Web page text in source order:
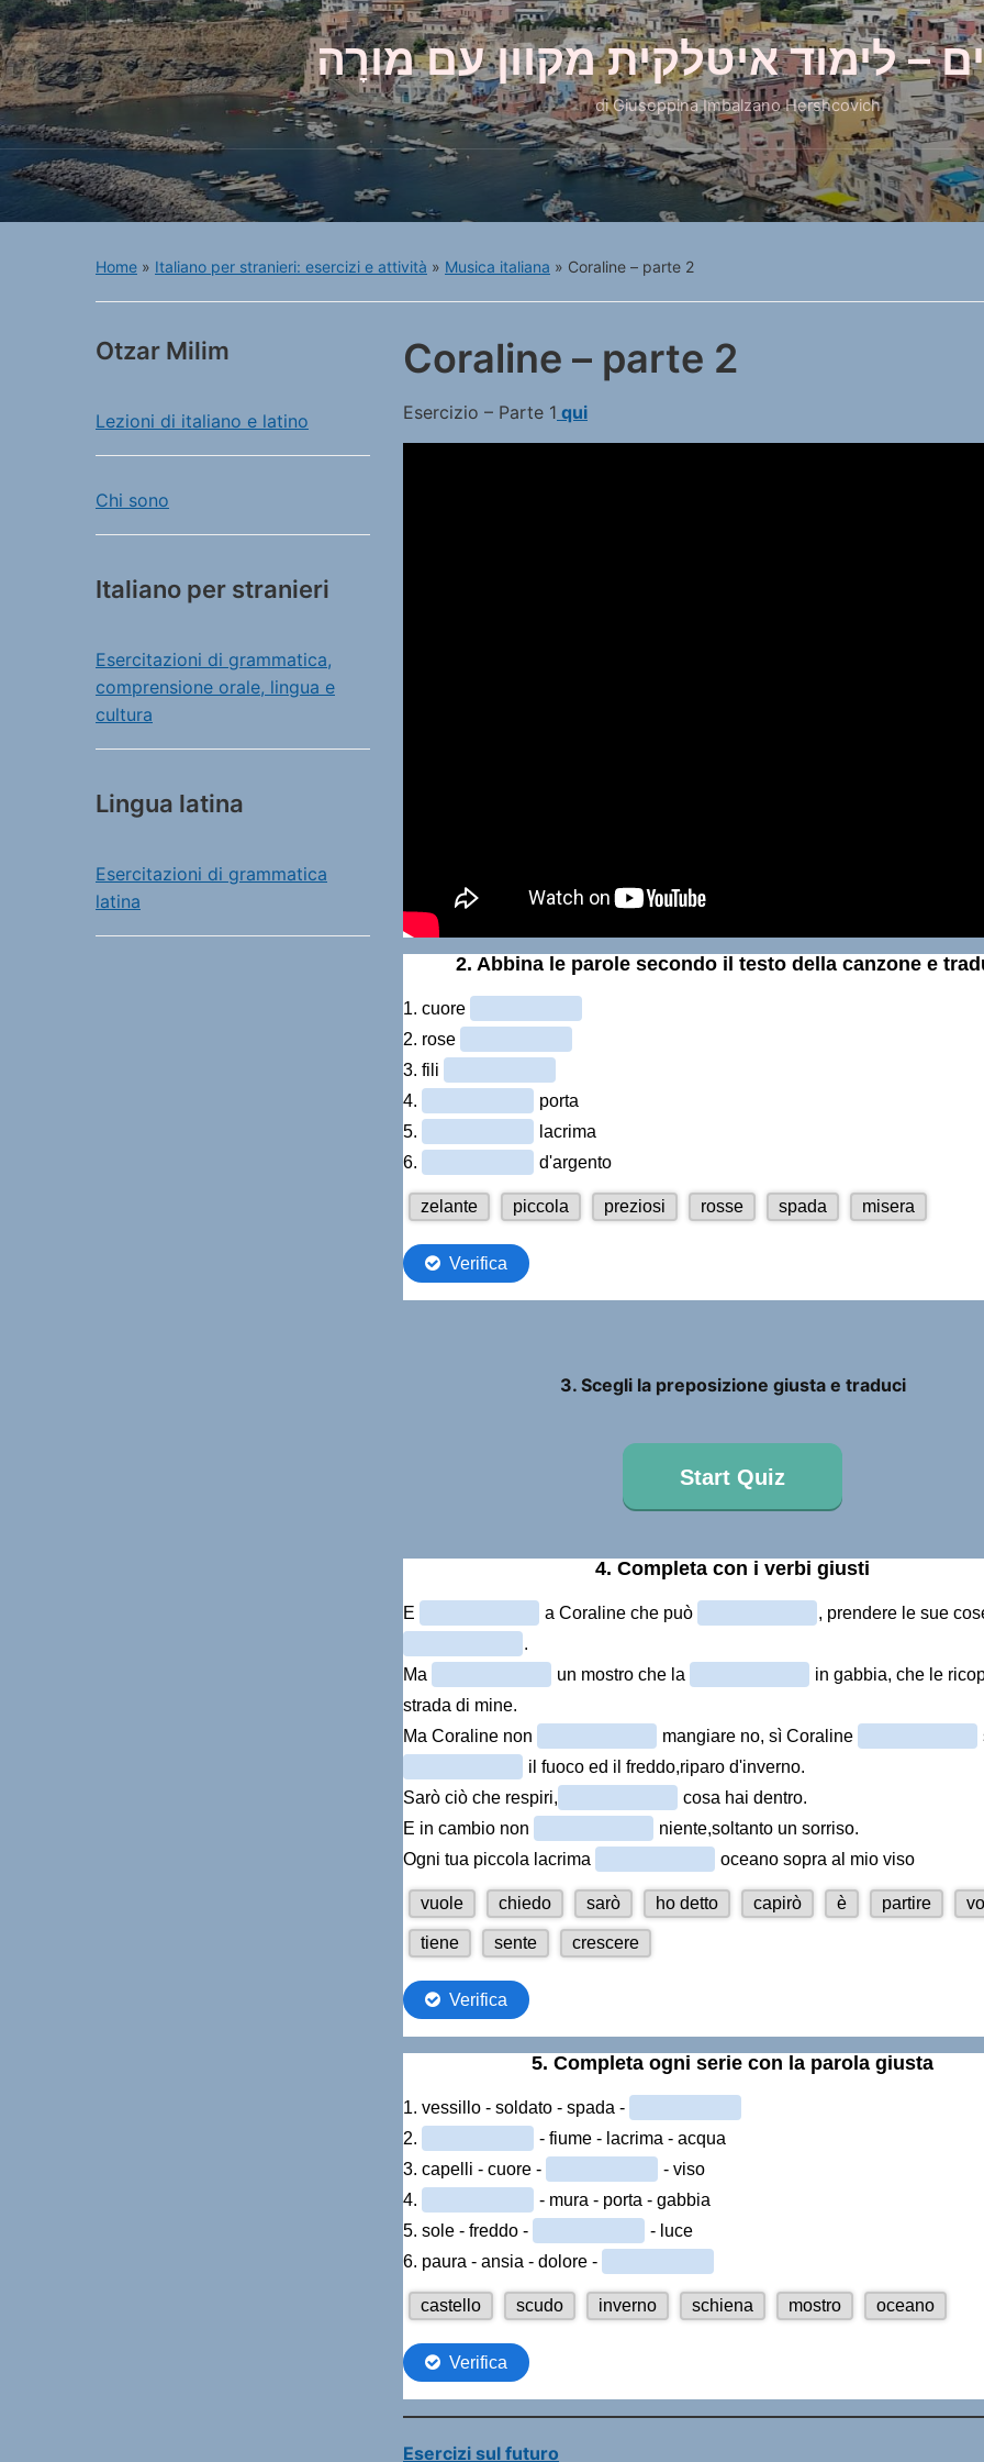
– לימוד איטלקית מקוון עם מורָה
di Giuseppina Imbalzano Hershcovich
Home » Italiano per stranieri: esercizi e attività » Musica italiana » Coraline – parte 2
Otzar Milim
Lezioni di italiano e latino
Chi sono
Italiano per stranieri
Esercitazioni di grammatica,
comprensione orale, lingua e
cultura
Lingua latina
Esercitazioni di grammatica
latina
Coraline – parte 2
Esercizio – Parte 1 qui
3. Scegli la preposizione giusta e traduci
Start Quiz
Esercizi sul futuro